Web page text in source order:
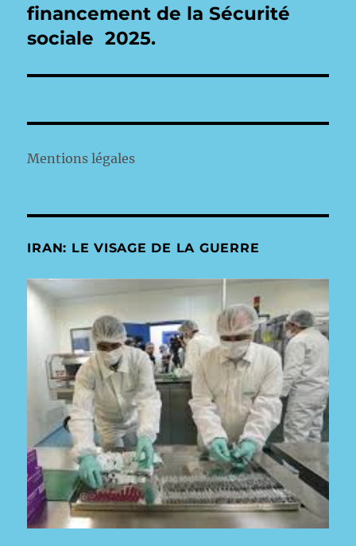
financement de la Sécurité
sociale 2025.
Mentions légales
IRAN: LE VISAGE DE LA GUERRE